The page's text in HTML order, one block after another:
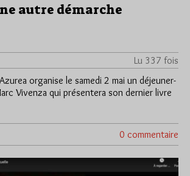
autre démarche
Lu 337 fois
organise le samedi 2 mai un déjeuner-
Vivenza qui présentera son dernier livre
0 commentaire